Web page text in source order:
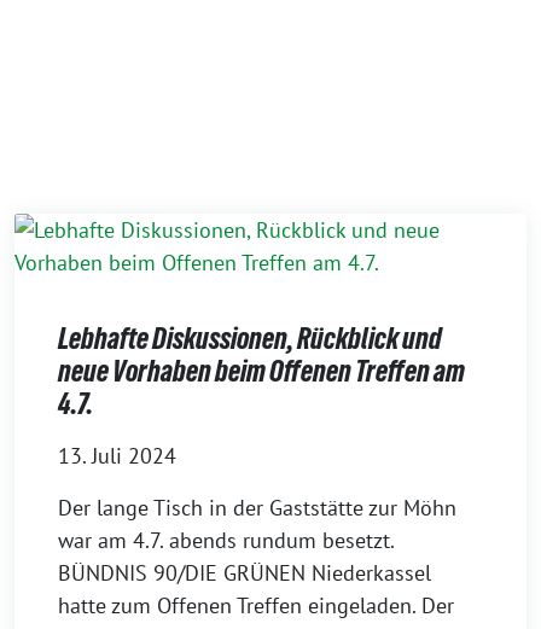
Lebhafte Diskussionen, Rückblick und
neue Vorhaben beim Offenen Treffen am
4.7.
13. Juli 2024
Der lange Tisch in der Gaststätte zur Möhn
war am 4.7. abends rundum besetzt.
BÜNDNIS 90/DIE GRÜNEN Niederkassel
hatte zum Offenen Treffen eingeladen. Der